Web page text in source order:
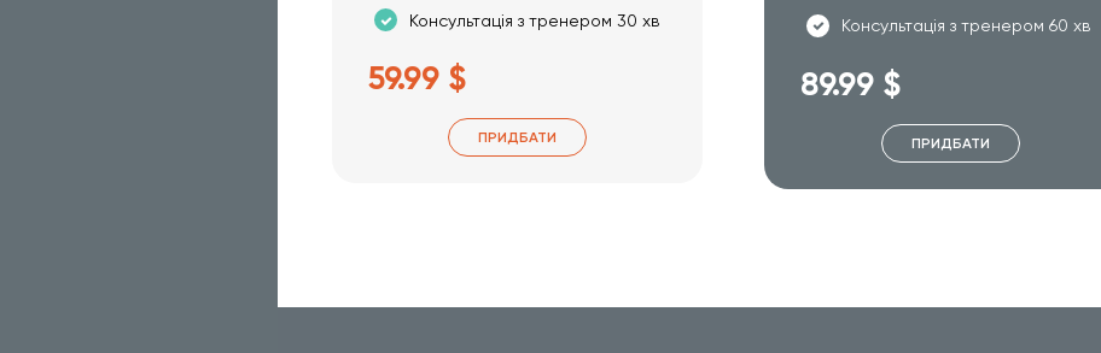
Консультація з тренером 30 хв
59.99 $
ПРИДБАТИ
Консультація з тренером 60 хв
89.99 $
ПРИДБАТИ